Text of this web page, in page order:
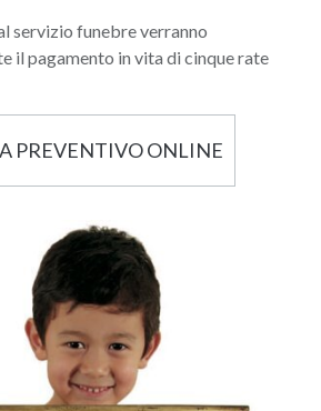
servizio funebre verranno
il pagamento in vita di cinque rate
PREVENTIVO ONLINE